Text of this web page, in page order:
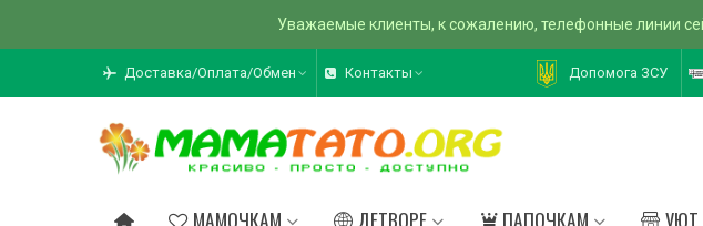
Уважаемые клиенты, к сожалению, телефонные линии
Доставка/Оплата/Обмен Контакты Допомога ЗСУ
МАМОЧКАМ ДЕТВОРЕ ПАПОЧКАМ УЮТ